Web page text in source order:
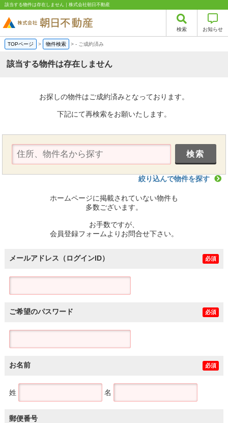
該当する物件は存在しません｜株式会社朝日不動産
検索 お知らせ
TOPページ > 物件検索 >- ご成約済み
該当する物件は存在しません
お探しの物件はご成約済みとなっております。
下記にて再検索をお願いたします。
絞り込んで物件を探す
ホームページに掲載されていない物件も
多数ございます。
お手数ですが、
会員登録フォームよりお問合せ下さい。
メールアドレス（ログインID） 必須
ご希望のパスワード 必須
お名前 必須
姓 名
郵便番号